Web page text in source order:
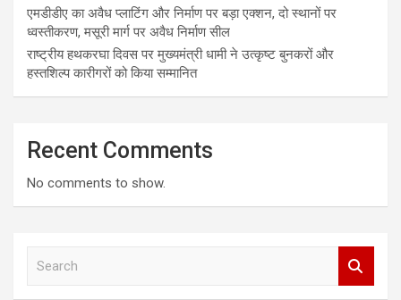
एमडीडीए का अवैध प्लाटिंग और निर्माण पर बड़ा एक्शन, दो स्थानों पर
ध्वस्तीकरण, मसूरी मार्ग पर अवैध निर्माण सील
राष्ट्रीय हथकरघा दिवस पर मुख्यमंत्री धामी ने उत्कृष्ट बुनकरों और
हस्तशिल्प कारीगरों को किया सम्मानित
Recent Comments
No comments to show.